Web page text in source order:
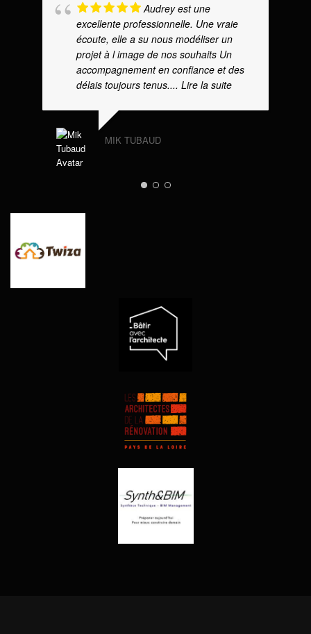
Audrey est une
excellente professionnelle. Une vraie
écoute, elle a su nous modéliser un
projet à l image de nos souhaits Un
accompagnement en confiance et des
délais toujours tenus.... Lire la suite
MIK TUBAUD